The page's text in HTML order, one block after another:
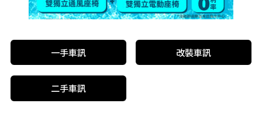
一手車訊 改裝車訊
二手車訊